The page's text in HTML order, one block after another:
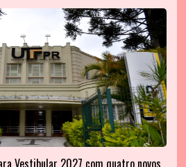
Vestibular 2027 com quatro novos